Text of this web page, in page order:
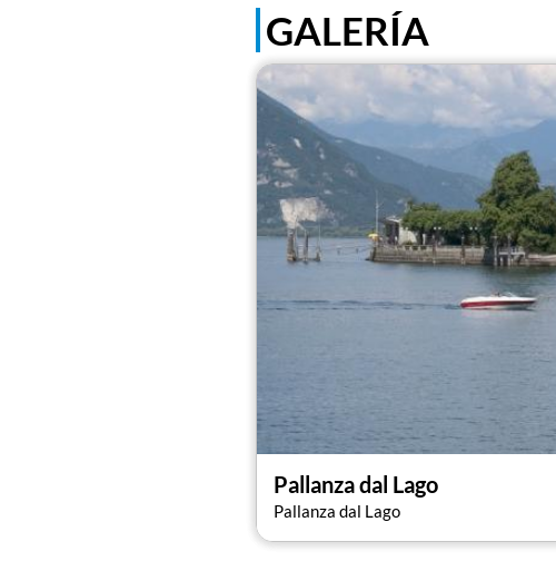
Palazzo Biumi-Innocenti
Alejándose un poco del centro histórico,
Madonna di Campagna
, de estilo
GALERÍA
Pallanza dal Lago
Pallanza dal Lago